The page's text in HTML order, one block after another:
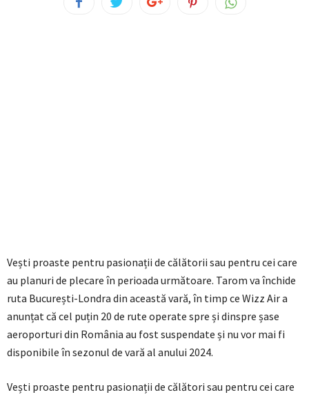
Vești proaste pentru pasionații de călătorii sau pentru cei care
au planuri de plecare în perioada următoare. Tarom va închide
ruta București-Londra din această vară, în timp ce Wizz Air a
anunțat că cel puțin 20 de rute operate spre și dinspre șase
aeroporturi din România au fost suspendate și nu vor mai fi
disponibile în sezonul de vară al anului 2024.
Vești proaste pentru pasionații de călători sau pentru cei care